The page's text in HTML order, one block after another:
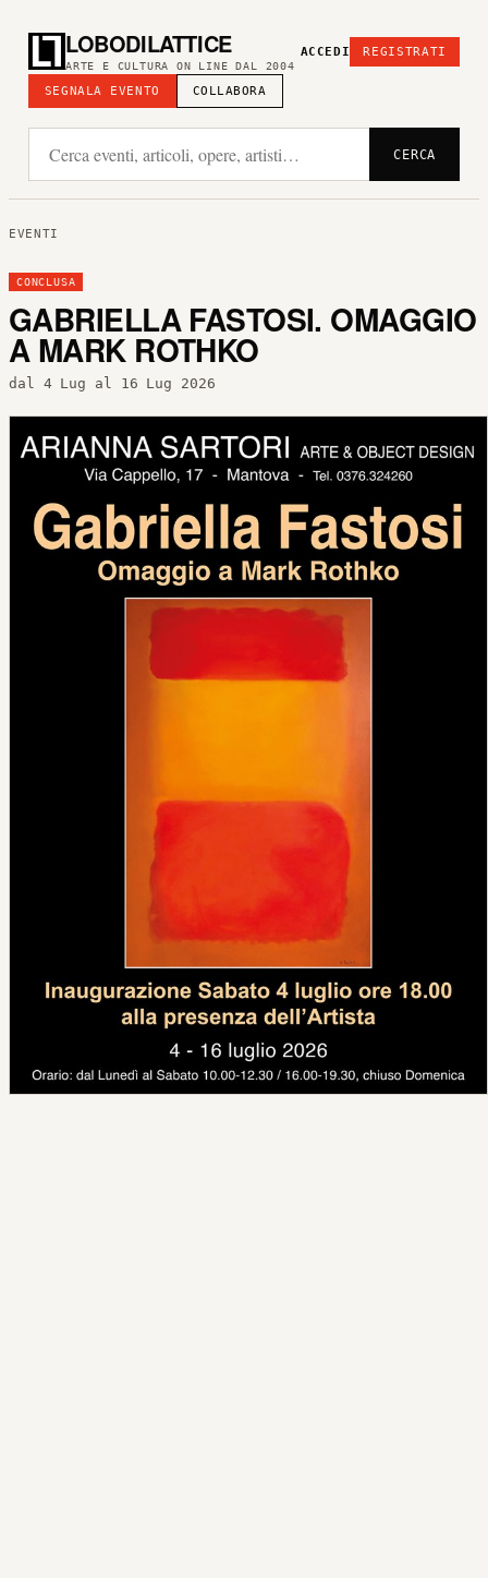
LOBODILATTICE
ARTE E CULTURA ON LINE DAL 2004
SEGNALA EVENTO COLLABORA
ACCEDI REGISTRATI
CERCA
EVENTI
CONCLUSA
GABRIELLA FASTOSI. OMAGGIO
A MARK ROTHKO
dal 4 Lug al 16 Lug 2026